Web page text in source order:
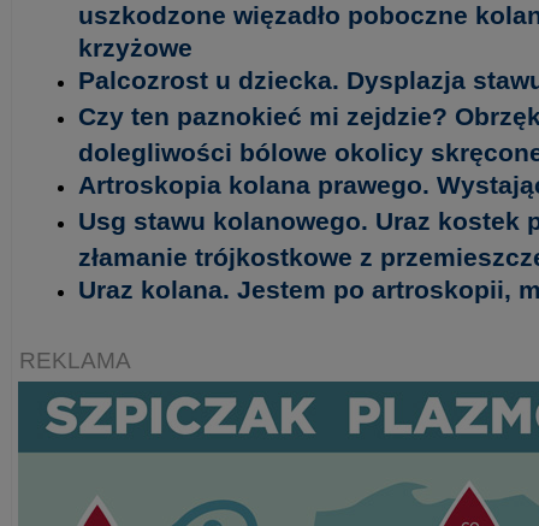
uszkodzone więzadło poboczne
krzyżowe
Palcozrost u dziecka. Dysplazja
Czy ten paznokieć mi zejdzie?
dolegliwości bólowe okolicy
Artroskopia kolana prawego.
Usg stawu kolanowego. Uraz kostek
złamanie trójkostkowe z
Uraz kolana. Jestem po artroskopii,
REKLAMA